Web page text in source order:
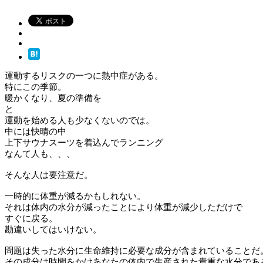
運動するリスクの一つに熱中症がある。
特にこの季節。
暖かくなり、夏の準備を
と
運動を始める人も少なくないのでは。
中には快晴の中
上下サウナスーツを着込んでランニング
なんて人も、、、
そんな人は要注意だ。
一時的に体重が減るかもしれない。
それは体内の水分が減ったことにより体重が減少しただけで
すぐに戻る。
勘違いしてはいけない。
問題は失った水分に生命維持に必要な成分が含まれていることだ